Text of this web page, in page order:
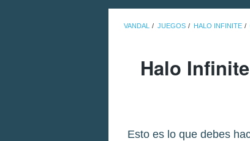
VANDAL JUEGOS HALO INFINITE
Halo
Esto es lo que debes